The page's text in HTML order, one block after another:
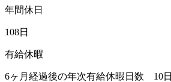
年間休日
108日
有給休暇
6ヶ月経過後の年次有給休暇日数 10日